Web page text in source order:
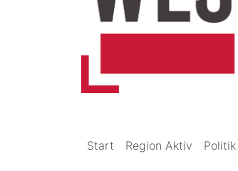
Start Region Aktiv Politik